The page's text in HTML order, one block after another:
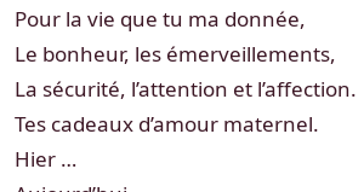
Pour la vie que tu ma donnée,
Le bonheur, les émerveillements,
La sécurité, l’attention et l’affection.
Tes cadeaux d’amour maternel.
Hier …